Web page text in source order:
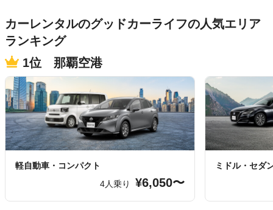
カーレンタルのグッドカーライフの人気エリア
ランキング
1位 那覇空港
軽自動車・コンパクト
4人乗り
¥6,050〜
ミドル・セダ